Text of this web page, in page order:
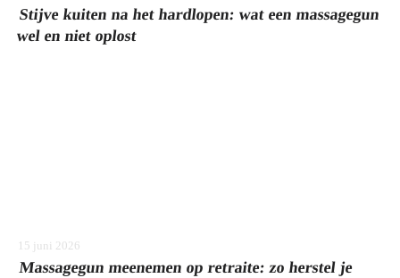
Stijve kuiten na het hardlopen: wat een massagegun
wel en niet oplost
15 juni 2026
Massagegun meenemen op retraite: zo herstel je